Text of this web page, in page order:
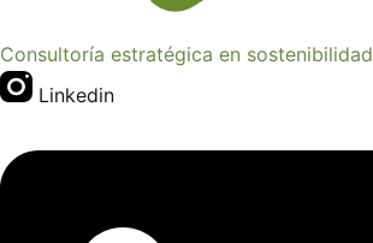
Consultoría estratégica en sostenibilidad
Linkedin